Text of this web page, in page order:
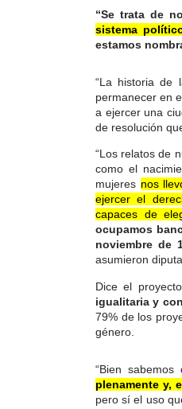
“Se trata de
sistema
estamos
“La historia de
permanecer en
a ejercer una
de resolución
“Los relatos de
como el
mujeres nos
ejercer el
capaces de
ocupamos
noviembre de
asumieron
Dice el
igualitaria y
79% de los
género.
“Bien sabemos
plenamente y,
pero sí el uso